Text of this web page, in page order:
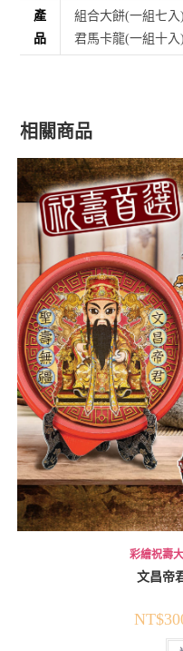
產
品
組合大餅(一組七
君馬卡龍(一組十入)
相關商品
彩繪祝壽
文昌帝
NT$